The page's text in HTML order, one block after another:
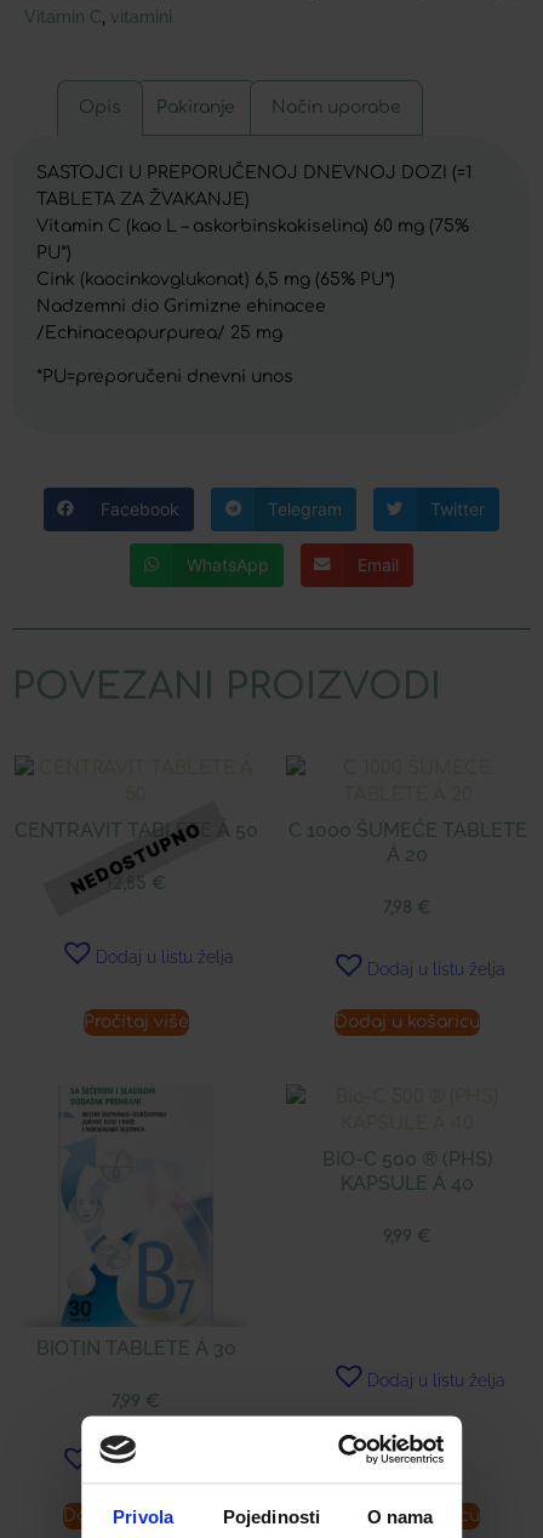
Privola Pojedinosti O nama
Vitamin C vitamini
Opis Pakiranje Način uporabe
SASTOJCI U PREPORUČENOJ DNEVNOJ DOZI (=1
TABLETA ZA ŽVAKANJE)
Vitamin C (kao L – askorbinskakiselina) 60 mg (75%
PU*)
Cink (kaocinkovglukonat) 6,5 mg (65% PU*)
Nadzemni dio Grimizne ehinacee
/Echinaceapurpurea/ 25 mg
*PU=preporučeni dnevni unos
Facebook Telegram Twitter
WhatsApp Email
POVEZANI PROIZVODI
CENTRAVIT TABLETE Á 50
12,85 €
Dodaj u listu želja
Pročitaj više
C 1000 ŠUMEĆE TABLETE
Á 20
7,98 €
Dodaj u listu želja
Dodaj u košaricu
BIOTIN TABLETE Á 30
7,99 €
Dodaj u listu želja
Dodaj u košaricu
BIO-C 500 ® (PHS)
KAPSULE Á 40
9,99 €
Dodaj u listu želja
Dodaj u košaricu